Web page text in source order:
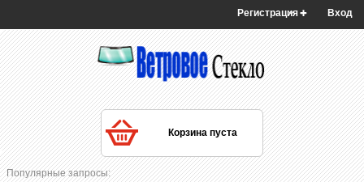
Вход
Регистрация
Корзина пуста
Популярные запросы: